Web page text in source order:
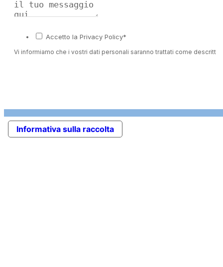
Accetto la Privacy Policy*
Vi informiamo che i vostri dati personali saranno trattati come descritto
Informativa sulla raccolta